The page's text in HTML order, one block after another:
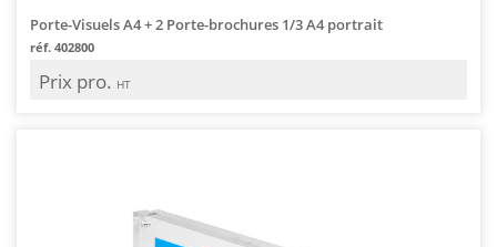
Porte-Visuels A4 + 2 Porte-brochures 1/3 A4 portrait
réf. 402800
Prix pro. HT